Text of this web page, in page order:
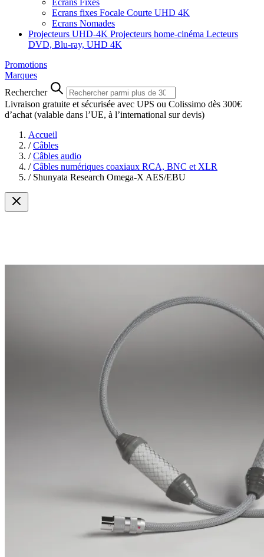
Ecrans Fixes
Ecrans fixes Focale Courte UHD 4K
Ecrans Nomades
Projecteurs UHD-4K Projecteurs home-cinéma Lecteurs
DVD, Blu-ray, UHD 4K
Promotions
Marques
Rechercher
Livraison gratuite et sécurisée avec UPS ou Colissimo dès 300€
d’achat (valable dans l’UE, à l’international sur devis)
Accueil
/ Câbles
/ Câbles audio
/ Câbles numériques coaxiaux RCA, BNC et XLR
/ Shunyata Research Omega-X AES/EBU